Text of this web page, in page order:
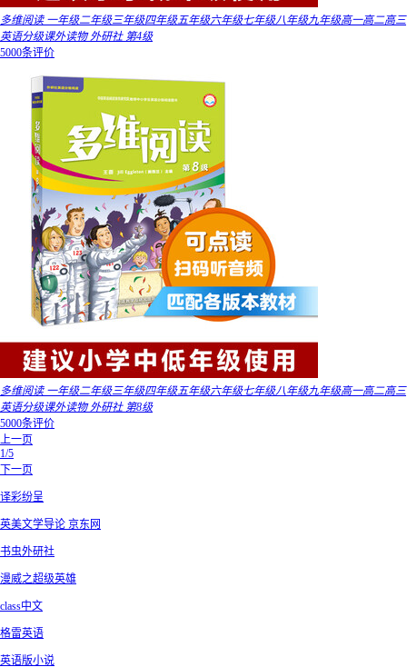
多维阅读 一年级二年级三年级四年级五年级六年级七年级八年级九年级高一高二高三
英语分级课外读物 外研社 第4级
5000条评价
多维阅读 一年级二年级三年级四年级五年级六年级七年级八年级九年级高一高二高三
英语分级课外读物 外研社 第8级
5000条评价
上一页
1/5
下一页
译彩纷呈
英美文学导论 京东网
书虫外研社
漫威之超级英雄
class中文
格雷英语
英语版小说